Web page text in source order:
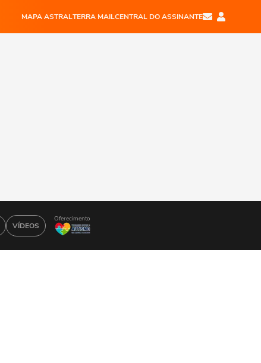
MAPA ASTRALTERRA MAILCENTRAL DO ASSINANTE
VÍDEOS
Oferecimento